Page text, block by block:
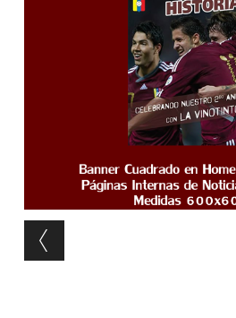
Post navigation